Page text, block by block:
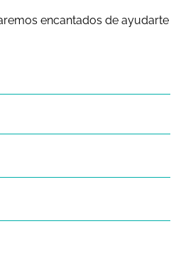
encantados de ayudarte